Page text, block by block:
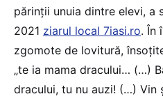
părinții unuia dintre elevi, a
2021 ziarul local 7iasi.ro. În
zgomote de lovitură,
„te ia mama dracului… (…)
dracului, tu nu auzi! (…) Vin